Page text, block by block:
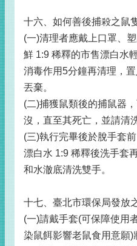
十六、如何善後捕殺之鼠
(一)清理者應戴上口罩、
鮮 1:9 稀釋的市售漂白水
消毒作用5分鐘再清理，
丟棄。
(二)捕獲鼠類後的捕鼠器
沒，直至其死亡，並請清
(三)執行完畢後於脫手套
漂白水 1:9 稀釋後洗手套
和水澈底清洗雙手。
十七、臺北市環保局發放
(一)請戴手套(可保障使用
染鼠餌影響老鼠食用意願